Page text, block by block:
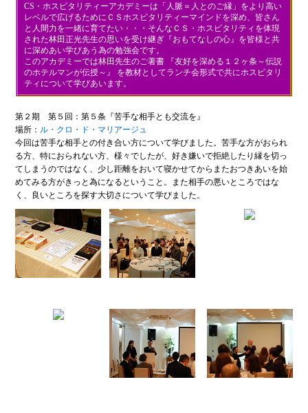
CS・ホスピタリティーアカデミーは「人脈＝人とのご縁」をより高い
レベルで広げるためにＣＳホスピタリティーマインドを深め、皆さん
と人間力を一緒に育てたい・・・そんなＣＳ・ホスピタリティを体現
された林田正光先生の思いを受け継ぎ『おもてなしの心』を皆様と共
に深めあい学びあう為の勉強会です。
このアカデミーでは林田先生のご著書 『友好を深める１２ヶ条～伝説
のホテルマンが伝授～』 を教材としてランチ会形式で共にホスピタリ
ティについて学びあいます。
第２期 第５回：第５条『苦手な相手とも交流を』
場所： ル・クロ・ド・マリアージュ
今回は苦手な相手との付き合い方について学びました。苦手な方がおられ
る方、特におられない方、様々でしたが、好き嫌いで拒絶したり縁を切っ
てしまうのではなく、少し距離をおいて寝かせてからまたおつきあいを始
めてみる方がきっと為になるということ。また相手の悪いところではな
く、良いところを探す大切さについて学びました。